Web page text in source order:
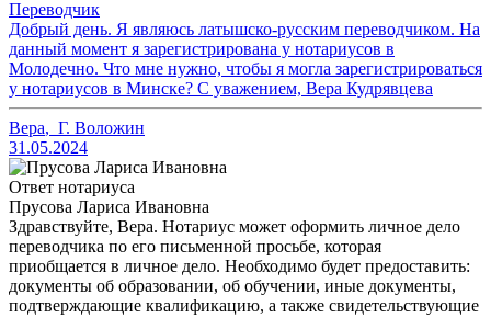
Переводчик
Добрый день. Я являюсь латышско-русским переводчиком. На
данный момент я зарегистрирована у нотариусов в
Молодечно. Что мне нужно, чтобы я могла зарегистрироваться
у нотариусов в Минске? С уважением, Вера Кудрявцева
Вера, Г. Воложин
31.05.2024
Ответ нотариуса
Прусова Лариса Ивановна
Здравствуйте, Вера. Нотариус может оформить личное дело
переводчика по его письменной просьбе, которая
приобщается в личное дело. Необходимо будет предоставить:
документы об образовании, об обучении, иные документы,
подтверждающие квалификацию, а также свидетельствующие